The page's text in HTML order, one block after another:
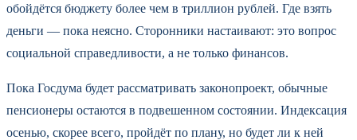
обойдётся бюджету более чем в триллион рублей. Где взять
деньги — пока неясно. Сторонники настаивают: это вопрос
социальной справедливости, а не только финансов.
Пока Госдума будет рассматривать законопроект, обычные
пенсионеры остаются в подвешенном состоянии. Индексация
осенью, скорее всего, пройдёт по плану, но будет ли к ней